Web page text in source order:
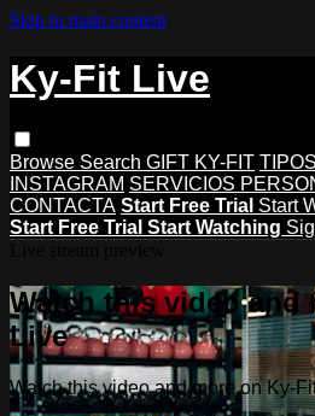
Skip to main content
Ky-Fit Live
Browse Search GIFT KY-FIT
INSTAGRAM SERVICIOS
CONTACTA Start Free Trial Start
Start Free Trial Start Watching
Watch this video and
Live
Watch this video and more on Ky-